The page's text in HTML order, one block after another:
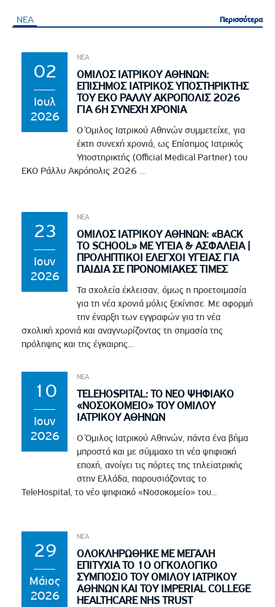
ΝΕΑ Περισσότερα
Περισσότερα
02
Ιουλ
2026
ΝΕΑ
ΟΜΙΛΟΣ ΙΑΤΡΙΚΟΥ ΑΘΗΝΩΝ:
ΕΠΙΣΗΜΟΣ ΙΑΤΡΙΚΟΣ ΥΠΟΣΤΗΡΙΚΤΗΣ
ΤΟΥ EKO ΡΑΛΛΥ ΑΚΡΟΠΟΛΙΣ 2026
ΓΙΑ 6Η ΣΥΝΕΧΗ ΧΡΟΝΙΑ
Ο Όμιλος Ιατρικού Αθηνών συμμετείχε, για
έκτη συνεχή χρονιά, ως Επίσημος Ιατρικός
Υποστηρικτής (Official Medical Partner) του
EKO Ράλλυ Ακρόπολις 2026 ...
23
Ιουν
2026
ΝΕΑ
ΟΜΙΛΟΣ ΙΑΤΡΙΚΟΥ ΑΘΗΝΩΝ: «BACK
TO SCHOOL» ΜΕ ΥΓΕΙΑ & ΑΣΦΑΛΕΙΑ |
ΠΡΟΛΗΠΤΙΚΟΙ ΕΛΕΓΧΟΙ ΥΓΕΙΑΣ ΓΙΑ
ΠΑΙΔΙΑ ΣΕ ΠΡΟΝΟΜΙΑΚΕΣ ΤΙΜΕΣ
Τα σχολεία έκλεισαν, όμως η προετοιμασία
για τη νέα χρονιά μόλις ξεκίνησε. Με αφορμή
την έναρξη των εγγραφών για τη νέα
σχολική χρονιά και αναγνωρίζοντας τη σημασία της
πρόληψης και της έγκαιρης...
10
Ιουν
2026
ΝΕΑ
TELEHOSPITAL: ΤΟ ΝΕΟ ΨΗΦΙΑΚΟ
«ΝΟΣΟΚΟΜΕΙΟ» ΤΟΥ ΟΜΙΛΟΥ
ΙΑΤΡΙΚΟΥ ΑΘΗΝΩΝ
Ο Όμιλος Ιατρικού Αθηνών, πάντα ένα βήμα
μπροστά και με σύμμαχο τη νέα ψηφιακή
εποχή, ανοίγει τις πόρτες της τηλεϊατρικής
στην Ελλάδα, παρουσιάζοντας το
TeleHospital, το νέο ψηφιακό «Νοσοκομείο» του...
29
Μάιος
2026
ΝΕΑ
ΟΛΟΚΛΗΡΩΘΗΚΕ ΜΕ ΜΕΓΑΛΗ
ΕΠΙΤΥΧΙΑ ΤΟ 1Ο ΟΓΚΟΛΟΓΙΚΟ
ΣΥΜΠΟΣΙΟ ΤΟΥ ΟΜΙΛΟΥ ΙΑΤΡΙΚΟΥ
ΑΘΗΝΩΝ ΚΑΙ ΤΟΥ IMPERIAL COLLEGE
HEALTHCARE NHS TRUST